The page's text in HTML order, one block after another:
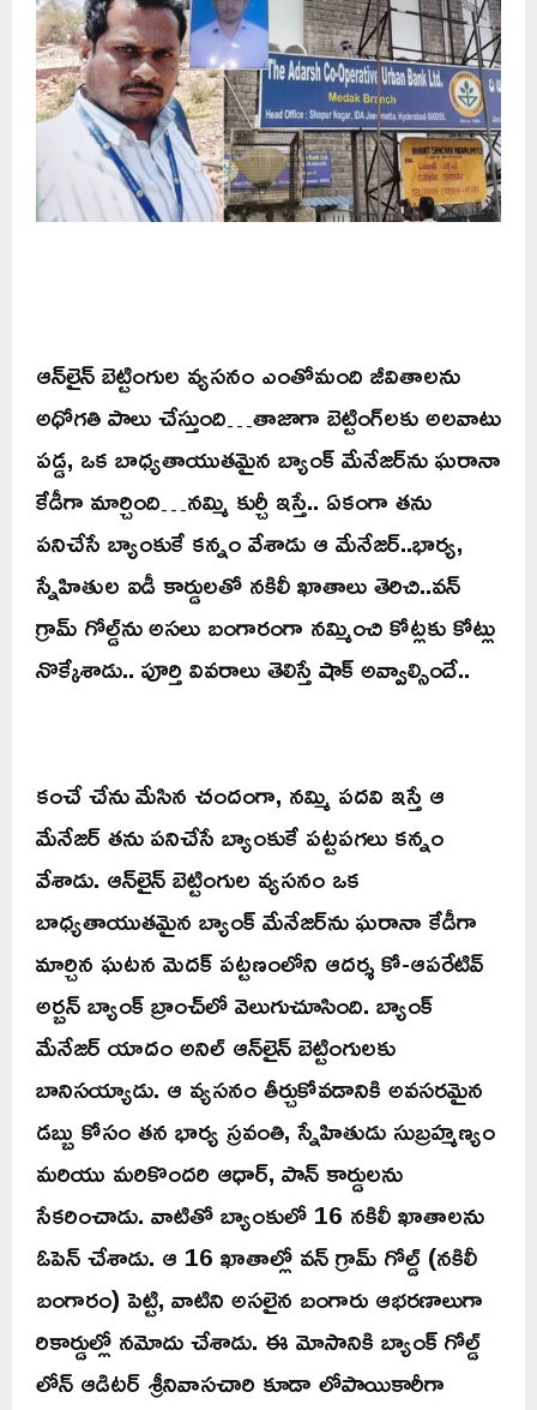
ఆన్‌లైన్ బెట్టింగుల వ్యసనం ఎంతోమంది జీవితాలను
అధోగతి పాలు చేస్తుంది…తాజాగా బెట్టింగ్‌లకు అలవాటు
పడ్డ, ఒక బాధ్యతాయుతమైన బ్యాంక్ మేనేజర్‌ను ఘరానా
కేడీగా మార్చింది…నమ్మి కుర్చీ ఇస్తే.. ఏకంగా తను
పనిచేసే బ్యాంకుకే కన్నం వేశాడు ఆ మేనేజర్..భార్య,
స్నేహితుల ఐడీ కార్డులతో నకిలీ ఖాతాలు తెరిచి..వన్
గ్రామ్ గోల్డ్‌ను అసలు బంగారంగా నమ్మించి కోట్లకు కోట్లు
నొక్కేశాడు.. పూర్తి వివరాలు తెలిస్తే షాక్ అవ్వాల్సిందే..
కంచే చేను మేసిన చందంగా, నమ్మి పదవి ఇస్తే ఆ
మేనేజర్ తను పనిచేసే బ్యాంకుకే పట్టపగలు కన్నం
వేశాడు. ఆన్‌లైన్ బెట్టింగుల వ్యసనం ఒక
బాధ్యతాయుతమైన బ్యాంక్ మేనేజర్‌ను ఘరానా కేడీగా
మార్చిన ఘటన మెదక్ పట్టణంలోని ఆదర్శ కో-ఆపరేటివ్
అర్బన్ బ్యాంక్ బ్రాంచ్‌లో వెలుగుచూసింది. బ్యాంక్
మేనేజర్ యాదం అనిల్ ఆన్‌లైన్ బెట్టింగులకు
బానిసయ్యాడు. ఆ వ్యసనం తీర్చుకోవడానికి అవసరమైన
డబ్బు కోసం తన భార్య స్రవంతి, స్నేహితుడు సుబ్రహ్మణ్యం
మరియు మరికొందరి ఆధార్, పాన్ కార్డులను
సేకరించాడు. వాటితో బ్యాంకులో 16 నకిలీ ఖాతాలను
ఓపెన్ చేశాడు. ఆ 16 ఖాతాల్లో వన్ గ్రామ్ గోల్డ్ (నకిలీ
బంగారం) పెట్టి, వాటిని అసలైన బంగారు ఆభరణాలుగా
రికార్డుల్లో నమోదు చేశాడు. ఈ మోసానికి బ్యాంక్ గోల్డ్
లోన్ ఆడిటర్ శ్రీనివాసచారి కూడా లోపాయికారీగా